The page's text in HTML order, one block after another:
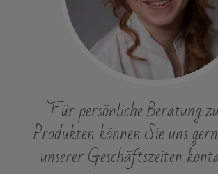
"Für persönliche Beratung
Produkten können Sie uns
unserer Geschäftszeiten